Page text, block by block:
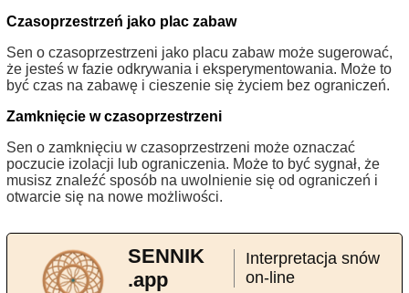
Czasoprzestrzeń jako plac zabaw
Sen o czasoprzestrzeni jako placu zabaw może sugerować,
że jesteś w fazie odkrywania i eksperymentowania. Może to
być czas na zabawę i cieszenie się życiem bez ograniczeń.
Zamknięcie w czasoprzestrzeni
Sen o zamknięciu w czasoprzestrzeni może oznaczać
poczucie izolacji lub ograniczenia. Może to być sygnał, że
musisz znaleźć sposób na uwolnienie się od ograniczeń i
otwarcie się na nowe możliwości.
SENNIK
.app
Interpretacja snów
on-line